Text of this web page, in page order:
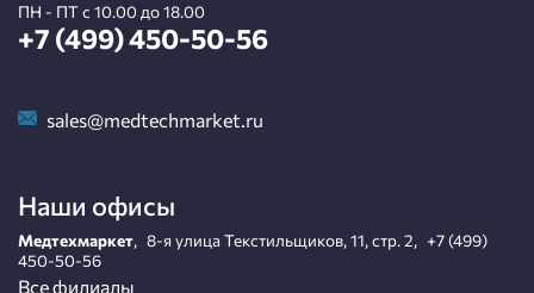
ПН - ПТ с 10.00 до 18.00
+7 (499) 450-50-56
sales@medtechmarket.ru
Наши офисы
Медтехмаркет, 8-я улица Текстильщиков, 11, стр. 2, +7 (499)
450-50-56
Все филиалы